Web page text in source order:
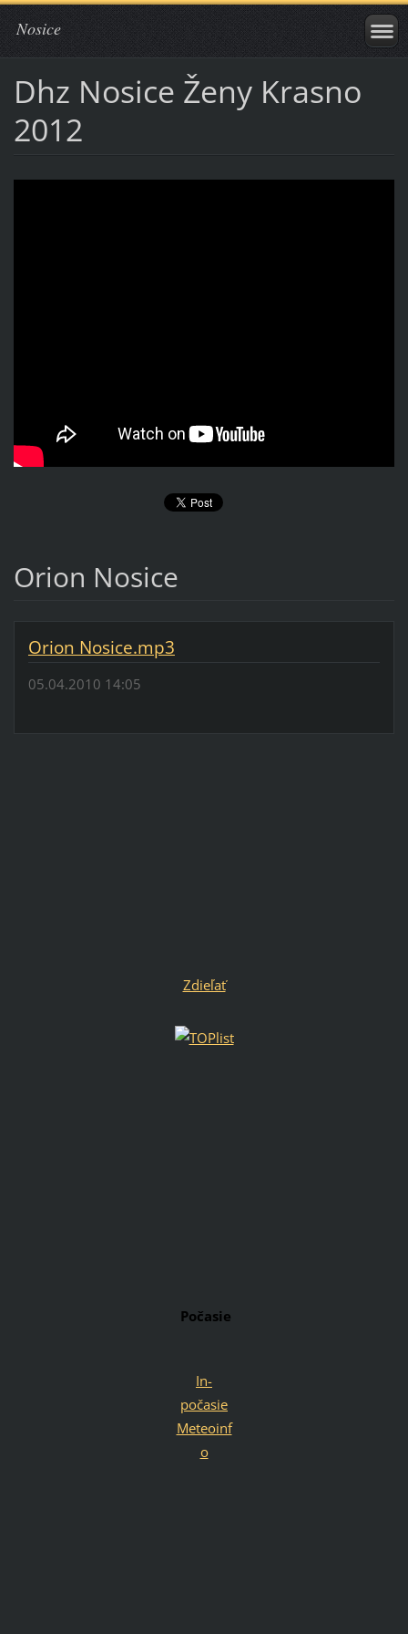
Nosice
Dhz Nosice Ženy Krasno
2012
Orion Nosice
Orion Nosice.mp3
05.04.2010 14:05
Zdieľať
Počasie
In-
počasie
Meteoinf
o